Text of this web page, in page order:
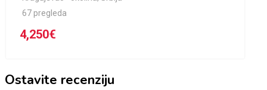
67 pregleda
4,250€
Ostavite recenziju